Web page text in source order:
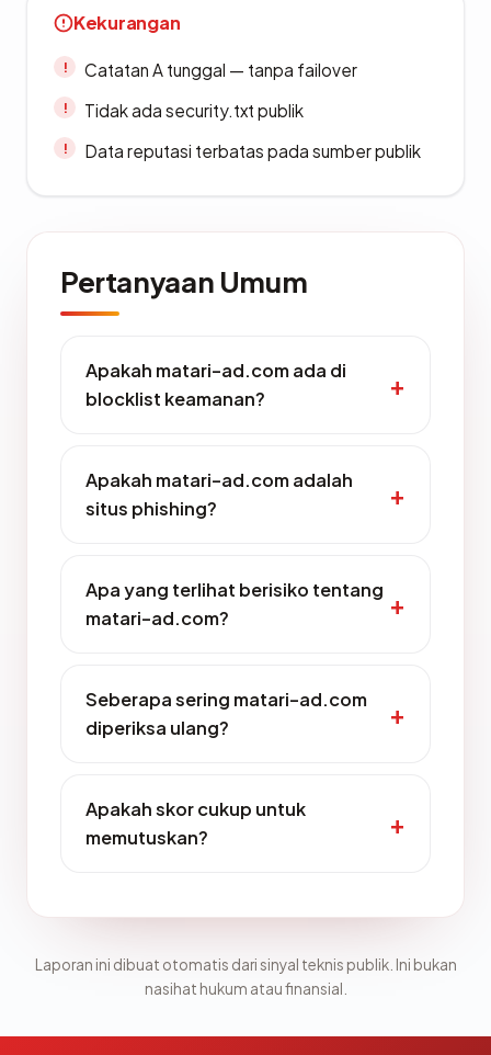
Kekurangan
Catatan A tunggal — tanpa failover
Tidak ada security.txt publik
Data reputasi terbatas pada sumber publik
Pertanyaan Umum
Apakah matari-ad.com ada di
blocklist keamanan?
Apakah matari-ad.com adalah
situs phishing?
Apa yang terlihat berisiko tentang
matari-ad.com?
Seberapa sering matari-ad.com
diperiksa ulang?
Apakah skor cukup untuk
memutuskan?
Laporan ini dibuat otomatis dari sinyal teknis publik. Ini bukan
nasihat hukum atau finansial.